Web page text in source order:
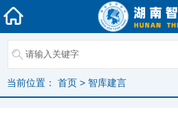
当前位置： 首页 > 智库建言